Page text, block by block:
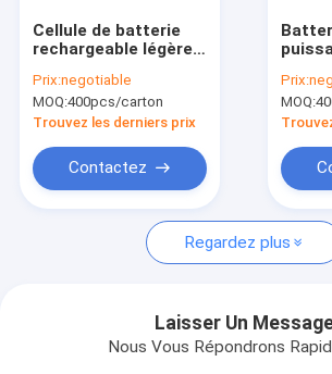
Nouvelles
Cas
Lithium Ion Battery Cell
Li Ion Battery rechargeable
Cellule de batterie
rechargeable légère
18650 de lithium
UN38.3 HLY
Prix:negotiable
MOQ:400pcs/carton
Trouvez les derniers prix
Contactez
3,6
Prix:
MOQ:
Regardez plus
Laisser Un
Nous Vous Répondrons